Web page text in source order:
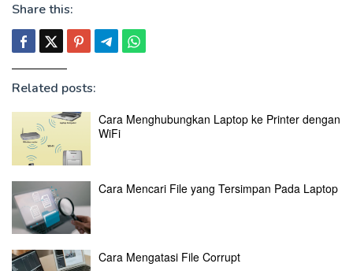
Share this:
Related posts:
Cara Menghubungkan Laptop ke Printer dengan
WiFi
Cara Mencari File yang Tersimpan Pada Laptop
Cara Mengatasi File Corrupt